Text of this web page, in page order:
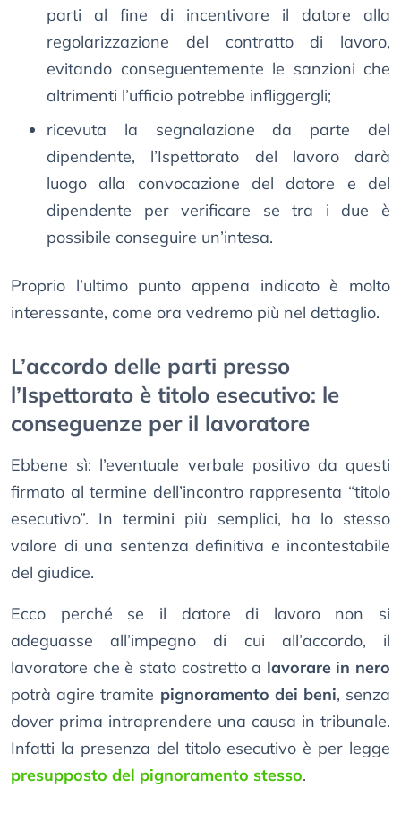
parti al fine di incentivare il datore alla
regolarizzazione del contratto di lavoro,
evitando conseguentemente le sanzioni che
altrimenti l’ufficio potrebbe infliggergli;
ricevuta la segnalazione da parte del
dipendente, l’Ispettorato del lavoro darà
luogo alla convocazione del datore e del
dipendente per verificare se tra i due è
possibile conseguire un’intesa.
Proprio l’ultimo punto appena indicato è molto
interessante, come ora vedremo più nel dettaglio.
L’accordo delle parti presso
l’Ispettorato è titolo esecutivo: le
conseguenze per il lavoratore
Ebbene sì: l’eventuale verbale positivo da questi
firmato al termine dell’incontro rappresenta “titolo
esecutivo”. In termini più semplici, ha lo stesso
valore di una sentenza definitiva e incontestabile
del giudice.
Ecco perché se il datore di lavoro non si
adeguasse all’impegno di cui all’accordo, il
lavoratore che è stato costretto a lavorare in nero
potrà agire tramite pignoramento dei beni, senza
dover prima intraprendere una causa in tribunale.
Infatti la presenza del titolo esecutivo è per legge
presupposto del pignoramento stesso.